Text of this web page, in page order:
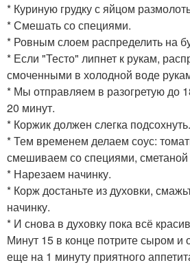
* Куриную грудку с яйцом
* Смешать со специями.
* Ровным слоем распределить на
* Если "Тесто" липнет к рукам,
смоченными в холодной воде
* Мы отправляем в разогретую до
20 минут.
* Коржик должен слегка подсохнуть.
* Тем временем делаем соус:
смешиваем со специями, сметаной
* Нарезаем начинку.
* Корж достаньте из духовки,
начинку.
* И снова в духовку пока всё
Минут 15 в конце потрите сыром и
еще на 1 минуту приятного